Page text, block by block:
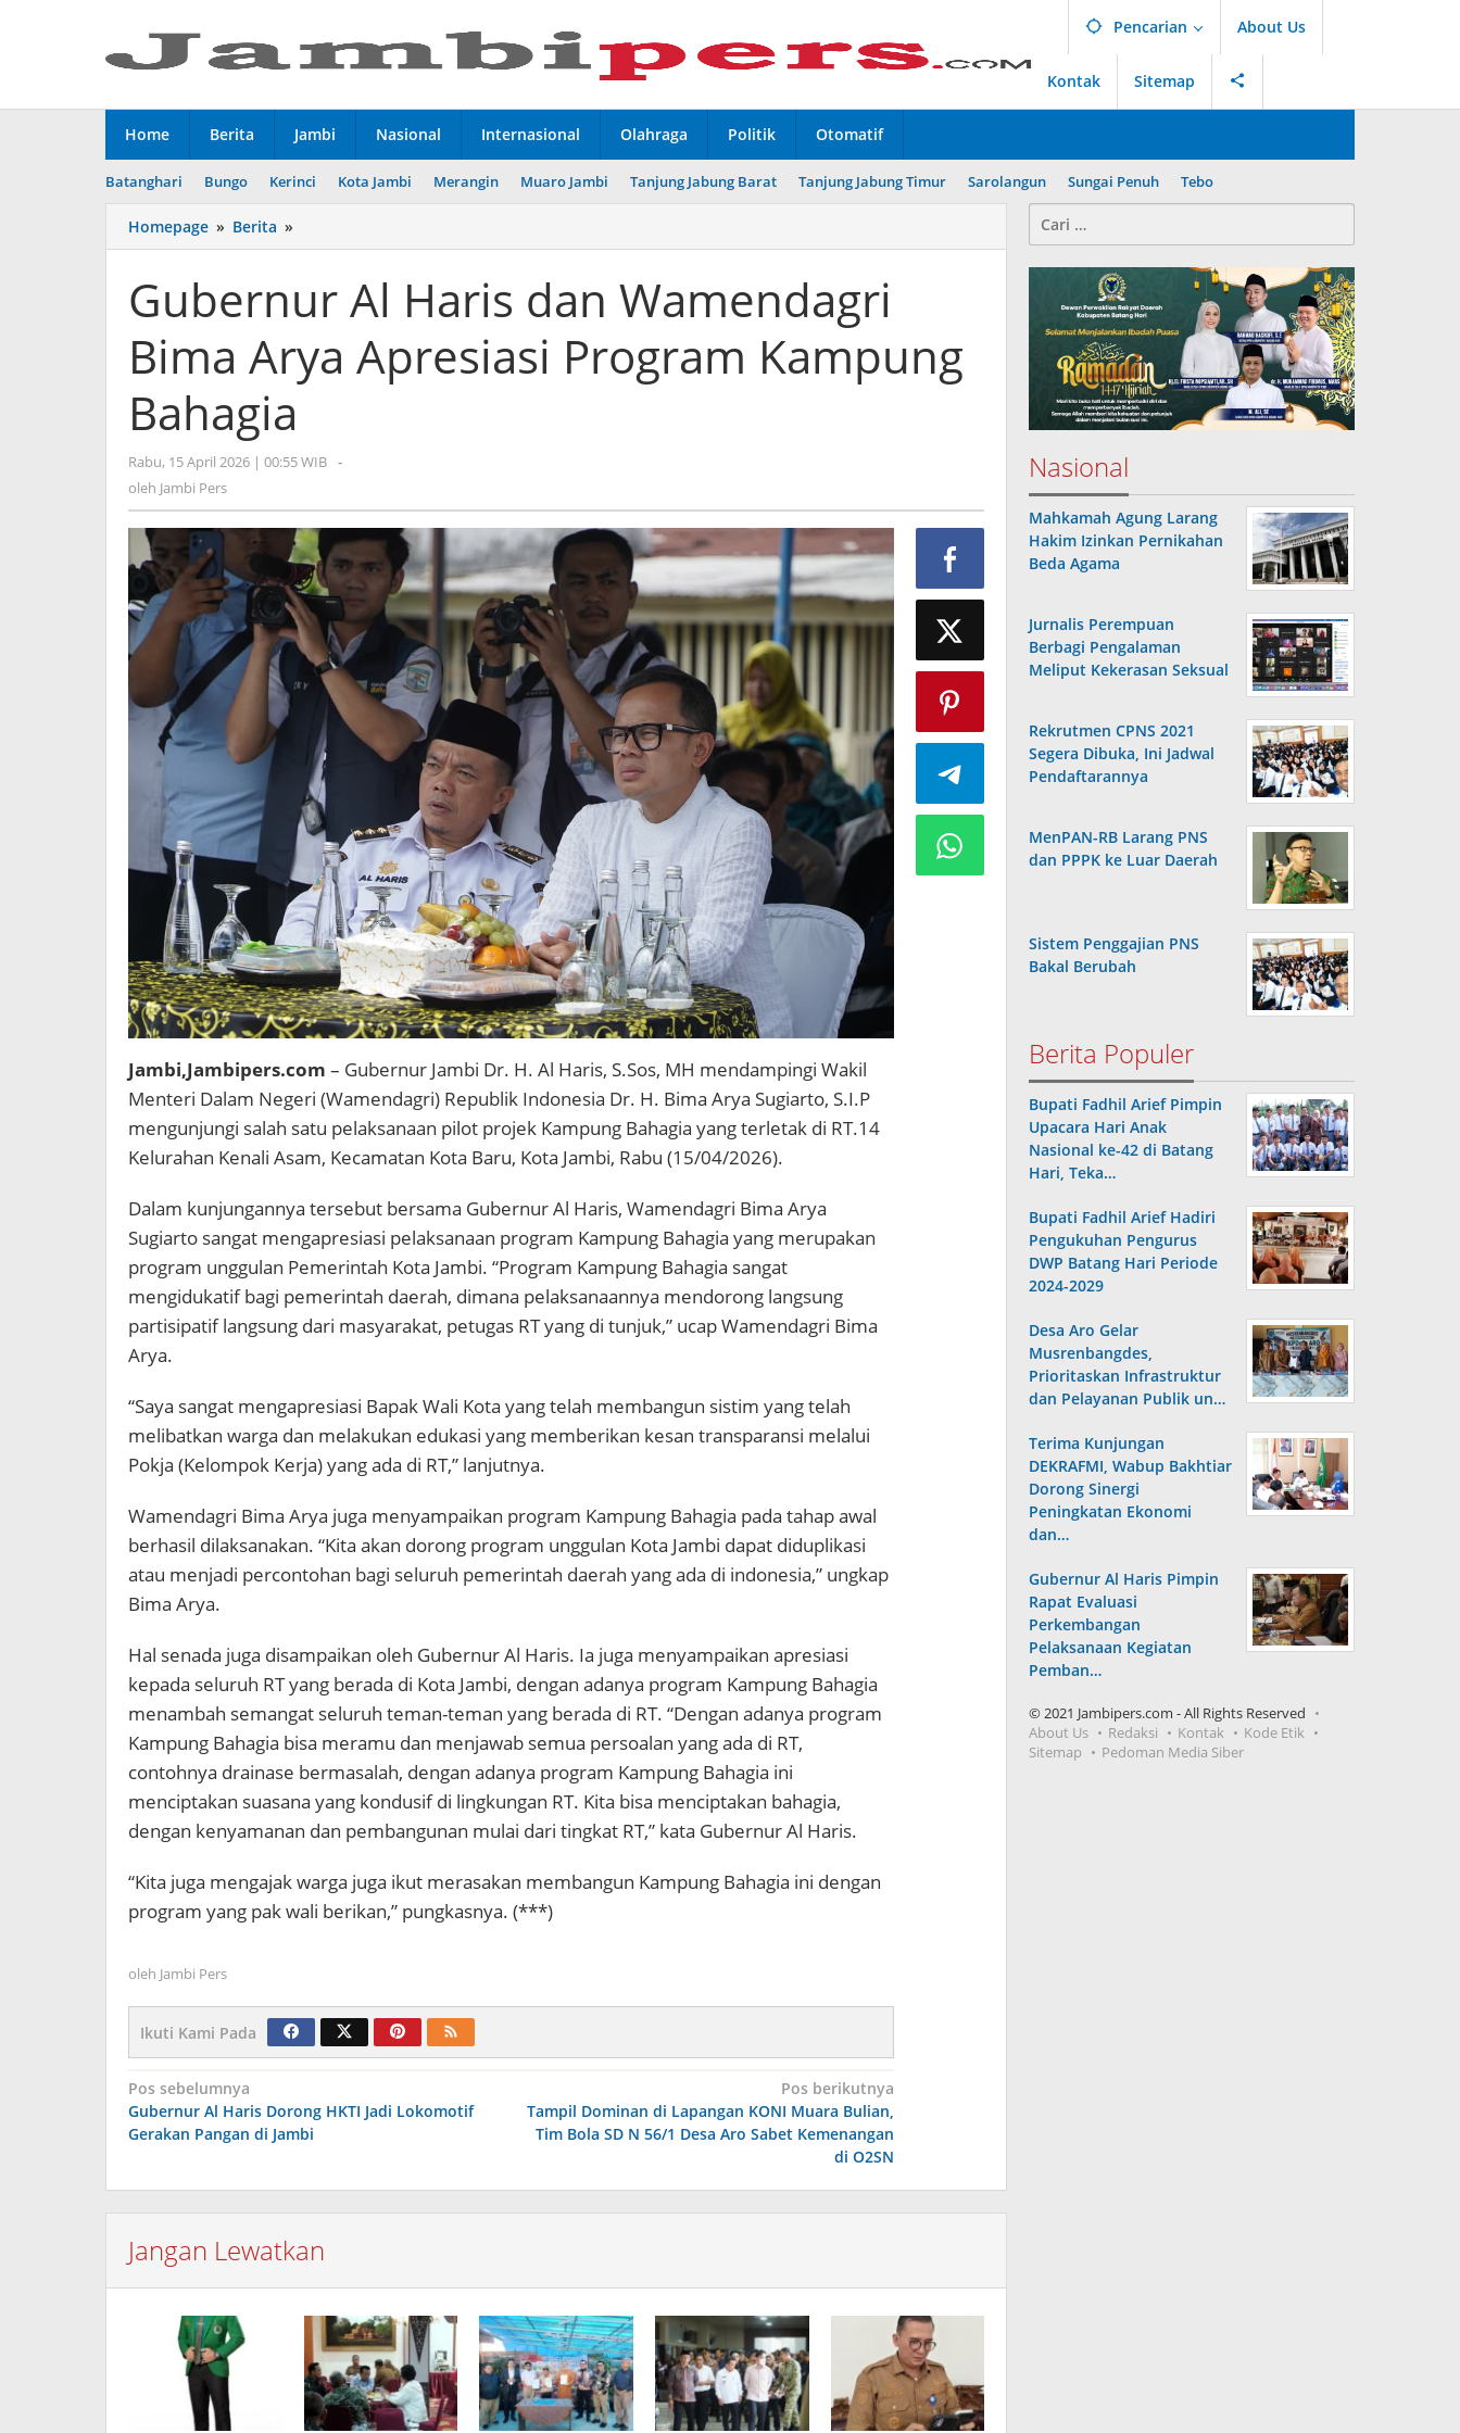
Pencarian About Us
Kontak Sitemap
Home Berita Jambi Nasional Internasional Olahraga Politik Otomatif
Batanghari Bungo Kerinci Kota Jambi Merangin Muaro Jambi Tanjung Jabung Barat Tanjung Jabung Timur Sarolangun Sungai Penuh Tebo
Homepage » Berita »
Al
dan
Wamendagri
Arya
Apresiasi
Bahagia
Gubernur Al Haris dan Wamendagri
Bima Arya Apresiasi Program Kampung
Bahagia
Rabu, 15 April 2026 | 00:55 WIB oleh
-
oleh Jambi Pers
Jambi,Jambipers.com – Gubernur Jambi Dr. H. Al Haris, S.Sos, MH mendampingi Wakil
Menteri Dalam Negeri (Wamendagri) Republik Indonesia Dr. H. Bima Arya Sugiarto, S.I.P
mengunjungi salah satu pelaksanaan pilot projek Kampung Bahagia yang terletak di RT.14
Kelurahan Kenali Asam, Kecamatan Kota Baru, Kota Jambi, Rabu (15/04/2026).
Dalam kunjungannya tersebut bersama Gubernur Al Haris, Wamendagri Bima Arya
Sugiarto sangat mengapresiasi pelaksanaan program Kampung Bahagia yang merupakan
program unggulan Pemerintah Kota Jambi. “Program Kampung Bahagia sangat
mengidukatif bagi pemerintah daerah, dimana pelaksanaannya mendorong langsung
partisipatif langsung dari masyarakat, petugas RT yang di tunjuk,” ucap Wamendagri Bima
Arya.
“Saya sangat mengapresiasi Bapak Wali Kota yang telah membangun sistim yang telah
melibatkan warga dan melakukan edukasi yang memberikan kesan transparansi melalui
Pokja (Kelompok Kerja) yang ada di RT,” lanjutnya.
Wamendagri Bima Arya juga menyampaikan program Kampung Bahagia pada tahap awal
berhasil dilaksanakan. “Kita akan dorong program unggulan Kota Jambi dapat diduplikasi
atau menjadi percontohan bagi seluruh pemerintah daerah yang ada di indonesia,” ungkap
Bima Arya.
Hal senada juga disampaikan oleh Gubernur Al Haris. Ia juga menyampaikan apresiasi
kepada seluruh RT yang berada di Kota Jambi, dengan adanya program Kampung Bahagia
menambah semangat seluruh teman-teman yang berada di RT. “Dengan adanya program
Kampung Bahagia bisa meramu dan menjawab semua persoalan yang ada di RT,
contohnya drainase bermasalah, dengan adanya program Kampung Bahagia ini
menciptakan suasana yang kondusif di lingkungan RT. Kita bisa menciptakan bahagia,
dengan kenyamanan dan pembangunan mulai dari tingkat RT,” kata Gubernur Al Haris.
“Kita juga mengajak warga juga ikut merasakan membangun Kampung Bahagia ini dengan
program yang pak wali berikan,” pungkasnya. (***)
oleh Jambi Pers
Ikuti Kami Pada
Navigasi
pos
Pos sebelumnya
Gubernur Al Haris Dorong HKTI Jadi Lokomotif
Gerakan Pangan di Jambi
Pos berikutnya
Tampil Dominan di Lapangan KONI Muara Bulian,
Tim Bola SD N 56/1 Desa Aro Sabet Kemenangan
di O2SN
Jangan Lewatkan
Cari
untuk:
Nasional
Mahkamah Agung Larang
Hakim Izinkan Pernikahan
Beda Agama
Jurnalis Perempuan
Berbagi Pengalaman
Meliput Kekerasan Seksual
Rekrutmen CPNS 2021
Segera Dibuka, Ini Jadwal
Pendaftarannya
MenPAN-RB Larang PNS
dan PPPK ke Luar Daerah
Sistem Penggajian PNS
Bakal Berubah
Berita Populer
Bupati Fadhil Arief Pimpin
Upacara Hari Anak
Nasional ke-42 di Batang
Hari, Teka…
Bupati Fadhil Arief Hadiri
Pengukuhan Pengurus
DWP Batang Hari Periode
2024-2029
Desa Aro Gelar
Musrenbangdes,
Prioritaskan Infrastruktur
dan Pelayanan Publik un…
Terima Kunjungan
DEKRAFMI, Wabup Bakhtiar
Dorong Sinergi
Peningkatan Ekonomi
dan…
Gubernur Al Haris Pimpin
Rapat Evaluasi
Perkembangan
Pelaksanaan Kegiatan
Pemban…
© 2021 Jambipers.com - All Rights Reserved
About Us
Redaksi Kontak
Kode Etik
Sitemap
Pedoman Media Siber